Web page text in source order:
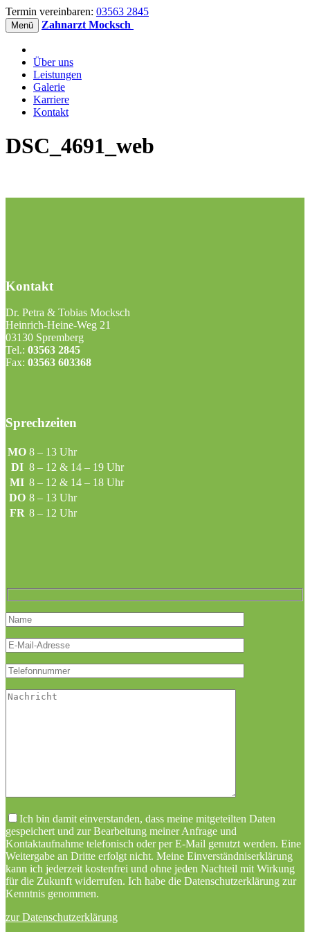
Termin vereinbaren: 03563 2845
Menü Zahnarzt Mocksch
Über uns
Leistungen
Galerie
Karriere
Kontakt
DSC_4691_web
Kontakt
Dr. Petra & Tobias Mocksch
Heinrich-Heine-Weg 21
03130 Spremberg
Tel.: 03563 2845
Fax: 03563 603368
Sprechzeiten
MO 8 – 13 Uhr
DI 8 – 12 & 14 – 19 Uhr
MI 8 – 12 & 14 – 18 Uhr
DO 8 – 13 Uhr
FR 8 – 12 Uhr
Bitte lasse
Ich bin damit einverstanden, dass meine mitgeteilten Daten
gespeichert und zur Bearbeitung meiner Anfrage und
Kontaktaufnahme telefonisch oder per E-Mail genutzt werden. Eine
Weitergabe an Dritte erfolgt nicht. Meine Einverständniserklärung
kann ich jederzeit kostenfrei und ohne jeden Nachteil mit Wirkung
für die Zukunft widerrufen. Ich habe die Datenschutzerklärung zur
Kenntnis genommen.
zur Datenschutzerklärung